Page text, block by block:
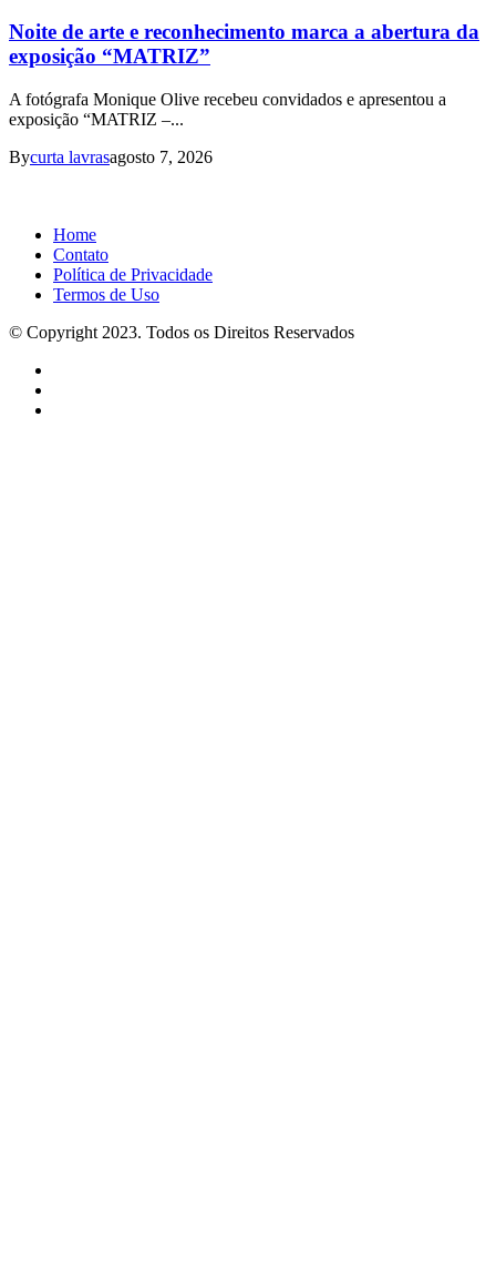
Noite de arte e reconhecimento marca a abertura da
exposição “MATRIZ”
A fotógrafa Monique Olive recebeu convidados e apresentou a
exposição “MATRIZ –...
Bycurta lavrasagosto 7, 2026
Home
Contato
Política de Privacidade
Termos de Uso
© Copyright 2023. Todos os Direitos Reservados